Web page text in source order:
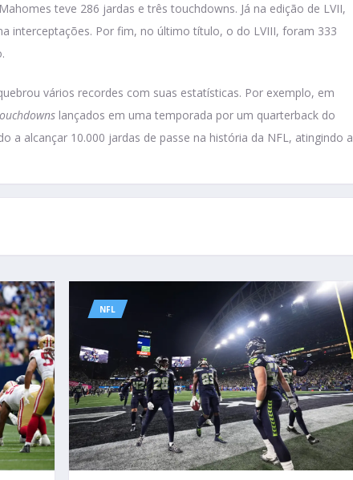
teve 286 jardas e três touchdowns. Já na edição de LVII,
interceptações. Por fim, no último título, o do LVIII, foram 333
vários recordes com suas estatísticas. Por exemplo, em
lançados em uma temporada por um quarterback do
a alcançar 10.000 jardas de passe na história da NFL, atingindo a
NFL